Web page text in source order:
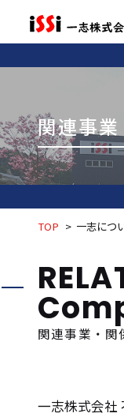
関連事
TOP 一志につ
関連事業・関
一志株式会社